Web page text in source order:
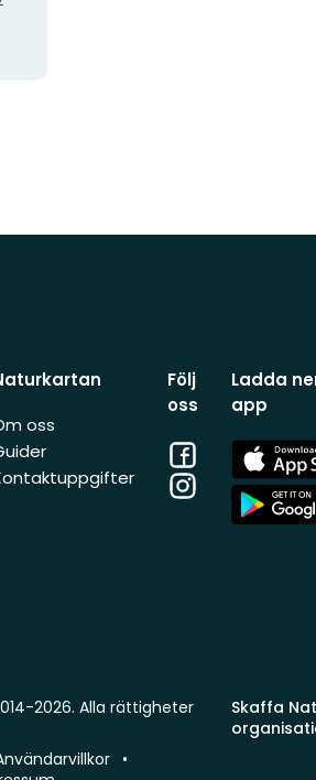
oss
Följ
oss
Facebook
Instagram
Ladda
app
App
Store
App
Store
Skaffa
2026. Alla rättigheter